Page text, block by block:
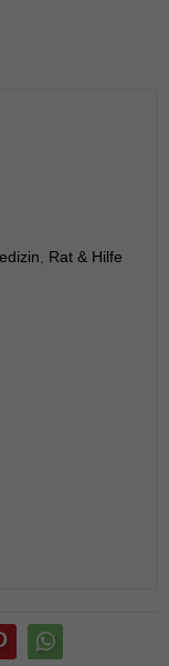
, Rat & Hilfe
nutzen.
indem sie Besucher
werden
Einwilligung